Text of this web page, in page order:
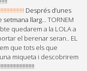
Després d’unes
setmana llarg…TORNEM
quedarem a la LOLA a
el berenar seran.. EL
que tots els que
miqueta i descobrirem